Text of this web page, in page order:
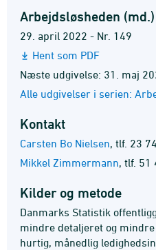
Arbejdsløsheden
29. april 2022 - Nr. 149
Hent som PDF
Næste udgivelse: 31. maj
Alle udgivelser i serien:
Kontakt
Carsten Bo Nielsen, tlf. 23
Mikkel Zimmermann, tlf. 51
Kilder og metode
Danmarks Statistik
mindre detaljeret og
hurtig, månedlig